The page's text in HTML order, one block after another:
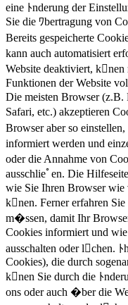
eine ﾄnderung der
Sie die ﾜbertragung von
Bereits gespeicherte
kann auch automatisiert
Website deaktiviert,
Funktionen der Website
Die meisten Browser (z.B.
Safari, etc.) akzeptieren
Browser aber so
informiert werden und
oder die Annahme von
ausschlieﾟen. Die
wie Sie Ihren Browser wie
knen. Ferner erfahren
m�ssen, damit Ihr
Cookies informiert und
ausschalten oder lchen.
Cookies), die durch
knen Sie durch die ﾄ
ons oder auch �ber die